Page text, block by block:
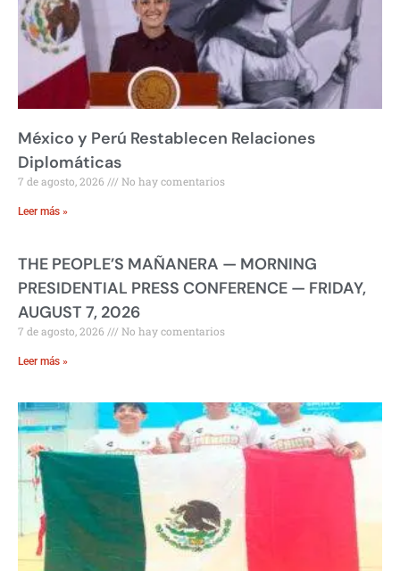
México y Perú Restablecen Relaciones
Diplomáticas
7 de agosto, 2026 No hay comentarios
Leer más »
THE PEOPLE’S MAÑANERA — MORNING
PRESIDENTIAL PRESS CONFERENCE — FRIDAY,
AUGUST 7, 2026
7 de agosto, 2026 No hay comentarios
Leer más »